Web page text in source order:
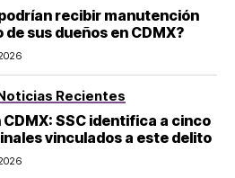
recibir manutención
sus dueños en CDMX?
Recientes
CDMX: SSC identifica a cinco
vinculados a este delito